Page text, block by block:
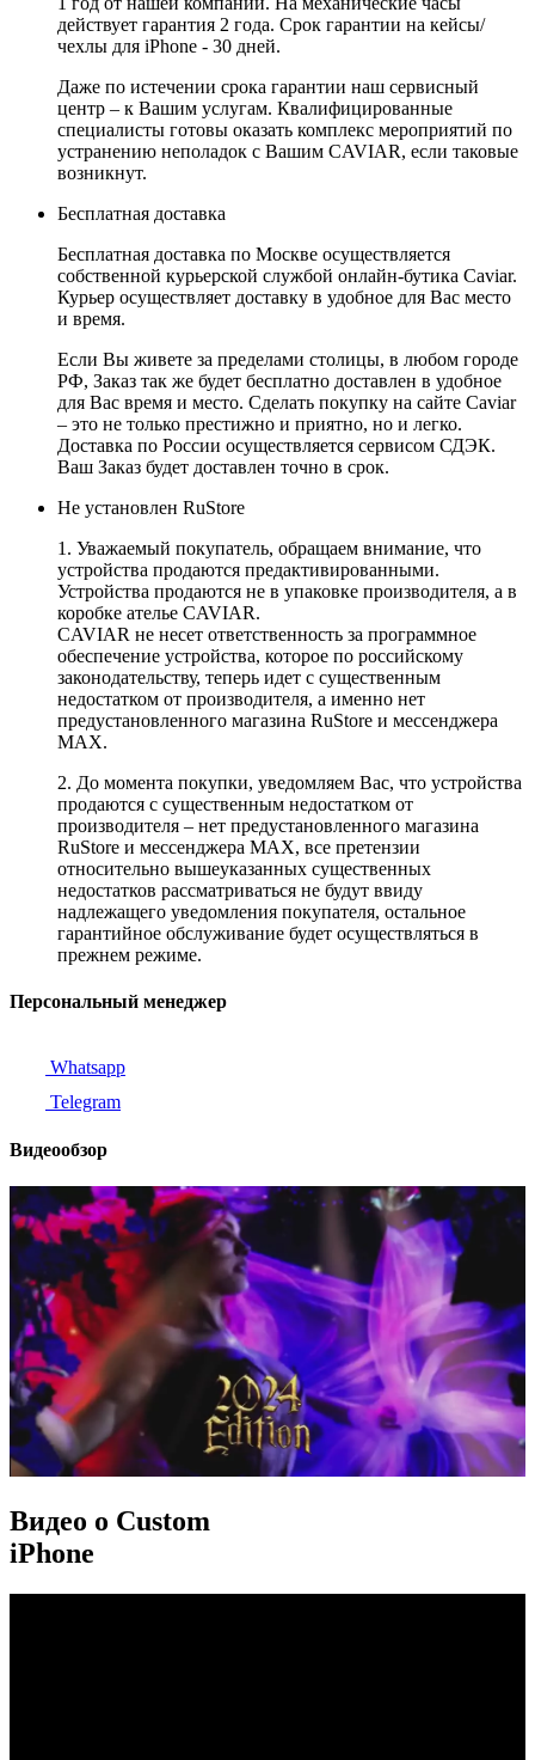
действует гарантия 2 года. Срок гарантии на кейсы/
чехлы для iPhone - 30 дней.
Даже по истечении срока гарантии наш сервисный
центр – к Вашим услугам. Квалифицированные
специалисты готовы оказать комплекс мероприятий по
устранению неполадок с Вашим CAVIAR, если таковые
возникнут.
Бесплатная доставка
Бесплатная доставка по Москве осуществляется
собственной курьерской службой онлайн-бутика Caviar.
Курьер осуществляет доставку в удобное для Вас место
и время.
Если Вы живете за пределами столицы, в любом городе
РФ, Заказ так же будет бесплатно доставлен в удобное
для Вас время и место. Сделать покупку на сайте Caviar
– это не только престижно и приятно, но и легко.
Доставка по России осуществляется сервисом СДЭК.
Ваш Заказ будет доставлен точно в срок.
Не установлен RuStore
1. Уважаемый покупатель, обращаем внимание, что
устройства продаются предактивированными.
Устройства продаются не в упаковке производителя, а в
коробке ателье CAVIAR.
CAVIAR не несет ответственность за программное
обеспечение устройства, которое по российскому
законодательству, теперь идет с существенным
недостатком от производителя, а именно нет
предустановленного магазина RuStore и мессенджера
MAX.
2. До момента покупки, уведомляем Вас, что устройства
продаются с существенным недостатком от
производителя – нет предустановленного магазина
RuStore и мессенджера MAX, все претензии
относительно вышеуказанных существенных
недостатков рассматриваться не будут ввиду
надлежащего уведомления покупателя, остальное
гарантийное обслуживание будет осуществляться в
прежнем режиме.
Персональный менеджер
Whatsapp
Telegram
Видеообзор
Видео о Custom
iPhone